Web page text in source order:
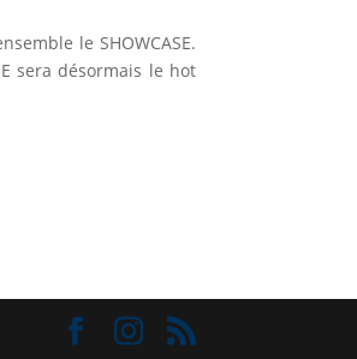
le SHOWCASE.
sera désormais le hot